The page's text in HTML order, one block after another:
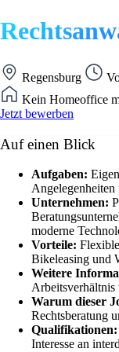
Regensburg
Kein Homeoffice
Jetzt bewerben
Auf einen Blick
Aufgaben:
Unternehmen:
moderne
Vorteile:
Bikeleasing und
Weitere
Arbeitsverhältnis
Warum dieser
Rechtsberatung
Qualifikationen:
Interesse an